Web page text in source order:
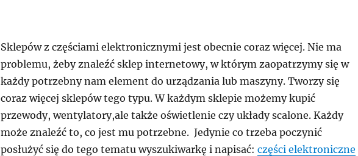
Sklepów z częściami elektronicznymi jest obecnie coraz więcej. Nie ma
problemu, żeby znaleźć sklep internetowy, w którym zaopatrzymy się w
każdy potrzebny nam element do urządzania lub maszyny. Tworzy się
coraz więcej sklepów tego typu. W każdym sklepie możemy kupić
przewody, wentylatory,ale także oświetlenie czy układy scalone. Każdy
może znaleźć to, co jest mu potrzebne. Jedynie co trzeba poczynić
posłużyć się do tego tematu wyszukiwarkę i napisać: części elektroniczne